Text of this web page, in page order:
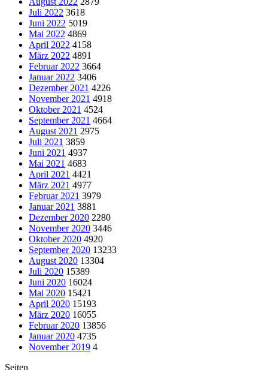
Juli 2022 3618
Juni 2022 5019
Mai 2022 4869
April 2022 4158
März 2022 4891
Februar 2022 3664
Januar 2022 3406
Dezember 2021 4226
November 2021 4918
Oktober 2021 4524
September 2021 4664
August 2021 2975
Juli 2021 3859
Juni 2021 4937
Mai 2021 4683
April 2021 4421
März 2021 4977
Februar 2021 3979
Januar 2021 3881
Dezember 2020 2280
November 2020 3446
Oktober 2020 4920
September 2020 13233
August 2020 13304
Juli 2020 15389
Juni 2020 16024
Mai 2020 15421
April 2020 15193
März 2020 16055
Februar 2020 13856
Januar 2020 4735
November 2019 4
Seiten